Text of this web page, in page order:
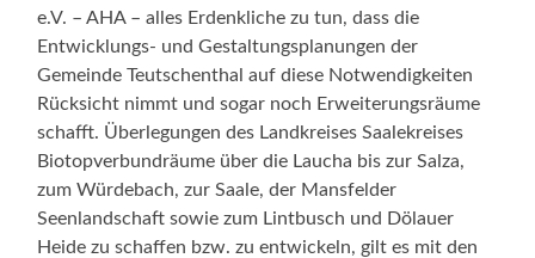
e.V. – AHA – alles Erdenkliche zu tun, dass die
Entwicklungs- und Gestaltungsplanungen der
Gemeinde Teutschenthal auf diese Notwendigkeiten
Rücksicht nimmt und sogar noch Erweiterungsräume
schafft. Überlegungen des Landkreises Saalekreises
Biotopverbundräume über die Laucha bis zur Salza,
zum Würdebach, zur Saale, der Mansfelder
Seenlandschaft sowie zum Lintbusch und Dölauer
Heide zu schaffen bzw. zu entwickeln, gilt es mit den